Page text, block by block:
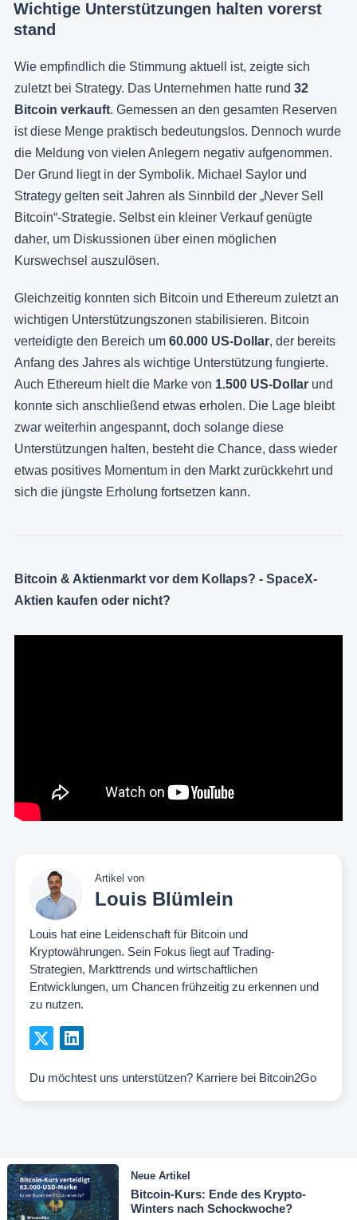
Wichtige Unterstützungen halten vorerst
stand
Wie empfindlich die Stimmung aktuell ist, zeigte sich
zuletzt bei Strategy. Das Unternehmen hatte rund 32
Bitcoin verkauft. Gemessen an den gesamten Reserven
ist diese Menge praktisch bedeutungslos. Dennoch wurde
die Meldung von vielen Anlegern negativ aufgenommen.
Der Grund liegt in der Symbolik. Michael Saylor und
Strategy gelten seit Jahren als Sinnbild der „Never Sell
Bitcoin“-Strategie. Selbst ein kleiner Verkauf genügte
daher, um Diskussionen über einen möglichen
Kurswechsel auszulösen.
Gleichzeitig konnten sich Bitcoin und Ethereum zuletzt an
wichtigen Unterstützungszonen stabilisieren. Bitcoin
verteidigte den Bereich um 60.000 US-Dollar, der bereits
Anfang des Jahres als wichtige Unterstützung fungierte.
Auch Ethereum hielt die Marke von 1.500 US-Dollar und
konnte sich anschließend etwas erholen. Die Lage bleibt
zwar weiterhin angespannt, doch solange diese
Unterstützungen halten, besteht die Chance, dass wieder
etwas positives Momentum in den Markt zurückkehrt und
sich die jüngste Erholung fortsetzen kann.
Bitcoin & Aktienmarkt vor dem Kollaps? - SpaceX-
Aktien kaufen oder nicht?
Artikel von
Louis Blümlein
Louis hat eine Leidenschaft für Bitcoin und
Kryptowährungen. Sein Fokus liegt auf Trading-
Strategien, Markttrends und wirtschaftlichen
Entwicklungen, um Chancen frühzeitig zu erkennen und
zu nutzen.
Du möchtest uns unterstützen? Karriere bei Bitcoin2Go
Neue Artikel
Bitcoin-Kurs: Ende des Krypto-
Winters nach Schockwoche?